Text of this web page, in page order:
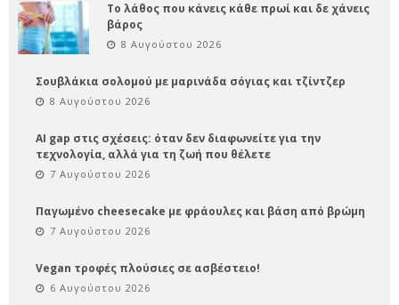
Το λάθος που κάνεις κάθε πρωί και δε χάνεις
βάρος
8 Αυγούστου 2026
Σουβλάκια σολομού με μαρινάδα σόγιας και τζίντζερ
8 Αυγούστου 2026
AI gap στις σχέσεις: όταν δεν διαφωνείτε για την
τεχνολογία, αλλά για τη ζωή που θέλετε
7 Αυγούστου 2026
Παγωμένο cheesecake με φράουλες και βάση από βρώμη
7 Αυγούστου 2026
Vegan τροφές πλούσιες σε ασβέστειο!
6 Αυγούστου 2026